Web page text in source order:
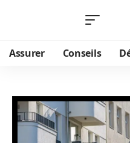
Assurer Conseils